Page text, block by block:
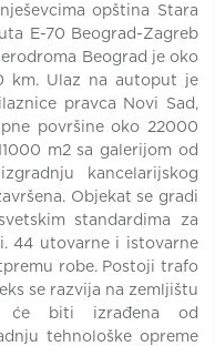
opština Stara
E-70 Beograd-Zagreb
Beograd je oko
km. Ulaz na autoput je
pravca Novi Sad,
površine oko 22000
m2 sa galerijom od
kancelarijskog
Objekat se gradi
standardima za
44 utovarne i istovarne
robe. Postoji trafo
se razvija na zemljištu
će biti izrađena od
tehnološke opreme